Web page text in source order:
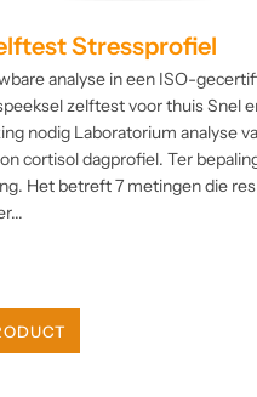
Stressprofiel
analyse in een ISO-
zelftest voor thuis Snel
nodig Laboratorium analyse
cortisol dagprofiel. Ter
Het betreft 7 metingen die